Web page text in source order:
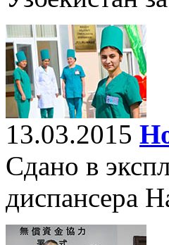
13.03.2015
Сдано в
диспансера